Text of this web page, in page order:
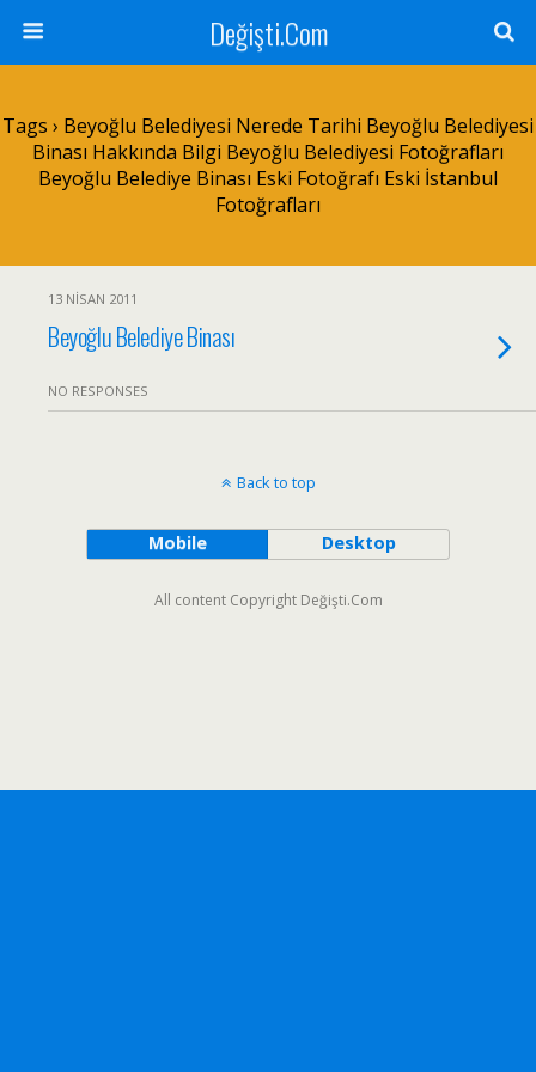
Değişti.Com
Tags › Beyoğlu Belediyesi Nerede Tarihi Beyoğlu Belediyesi
Binası Hakkında Bilgi Beyoğlu Belediyesi Fotoğrafları
Beyoğlu Belediye Binası Eski Fotoğrafı Eski İstanbul
Fotoğrafları
13 NISAN 2011
Beyoğlu Belediye Binası
NO RESPONSES
Back to top
Mobile Desktop
All content Copyright Değişti.Com